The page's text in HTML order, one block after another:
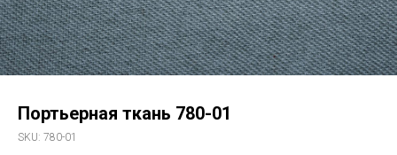
Портьерная ткань 780-01
SKU: 780-01